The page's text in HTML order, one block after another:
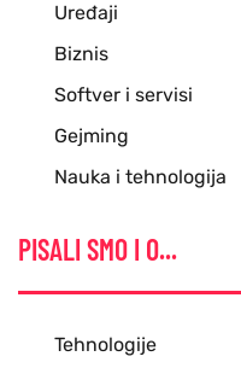
Uređaji
Biznis
Softver i servisi
Gejming
Nauka i tehnologija
PISALI SMO I O...
Tehnologije